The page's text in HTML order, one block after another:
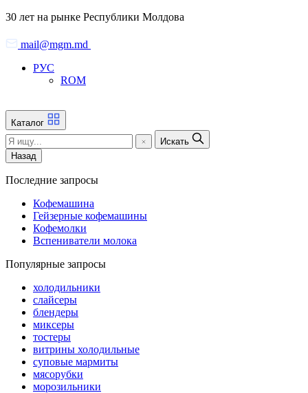
Skip
the
content
30 лет на рынке Республики Молдова
mail@mgm.md
РУС
ROM
Каталог
Искать
Назад
Последние запросы
Кофемашина
Гейзерные кофемашины
Кофемолки
Вспениватели молока
Популярные запросы
холодильники
слайсеры
блендеры
миксеры
тостеры
витрины холодильные
суповые мармиты
мясорубки
морозильники